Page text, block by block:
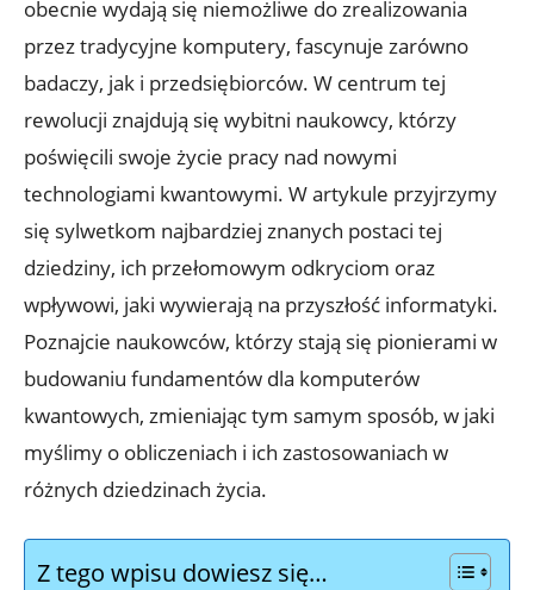
obecnie wydają się niemożliwe do zrealizowania
przez tradycyjne komputery, fascynuje zarówno
badaczy, jak i przedsiębiorców. W centrum tej
rewolucji znajdują się wybitni naukowcy, którzy
poświęcili swoje życie pracy nad nowymi
technologiami kwantowymi. W artykule przyjrzymy
się sylwetkom najbardziej znanych postaci tej
dziedziny, ich przełomowym odkryciom oraz
wpływowi, jaki wywierają na przyszłość informatyki.
Poznajcie naukowców, którzy stają się pionierami w
budowaniu fundamentów dla komputerów
kwantowych, zmieniając tym samym sposób, w jaki
myślimy o obliczeniach i ich zastosowaniach w
różnych dziedzinach życia.
Z tego wpisu dowiesz się…